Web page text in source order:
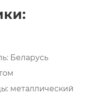
Беларусь
металлический